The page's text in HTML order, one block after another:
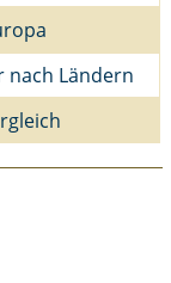
nach Ländern